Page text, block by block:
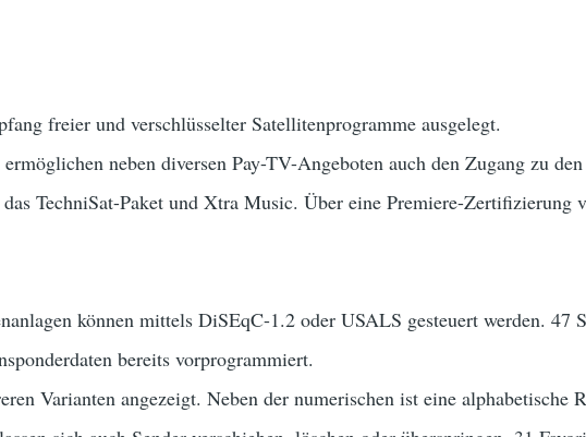
freier und verschlüsselter Satellitenprogramme ausgelegt.
neben diversen Pay-TV-Angeboten auch den Zugang zu
TechniSat-Paket und Xtra Music. Über eine Premiere-Zertifizierung
können mittels DiSEqC-1.2 oder USALS gesteuert werden. 47
bereits vorprogrammiert.
Varianten angezeigt. Neben der numerischen ist eine alphabetische